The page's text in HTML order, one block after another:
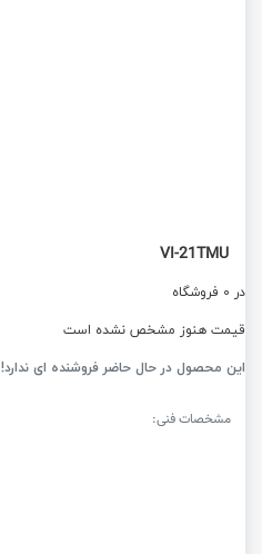
VI-21TMU
در 0 فروشگاه
قیمت هنوز مشخص نشده است
این محصول در حال حاضر فروشنده ای ندارد!
مشخصات فنی: